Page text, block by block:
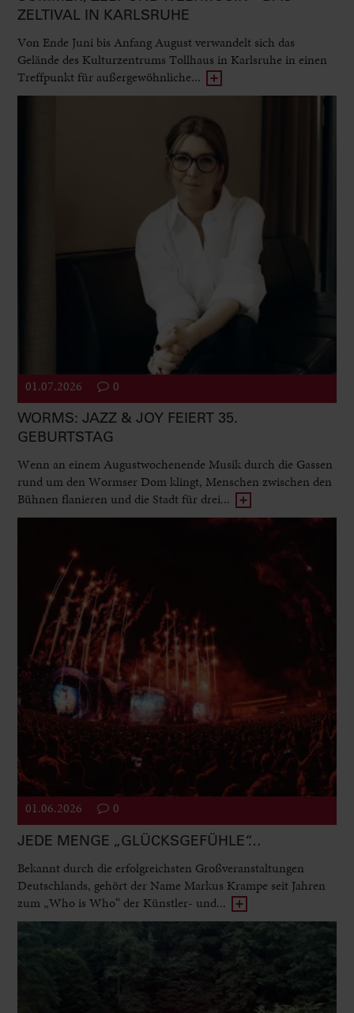
ZELTIVAL IN KARLSRUHE
Von Ende Juni bis Anfang August verwandelt sich das
Gelände des Kulturzentrums Tollhaus in Karlsruhe in einen
Treffpunkt für außergewöhnliche...
01.07.2026 0
WORMS: JAZZ & JOY FEIERT 35.
GEBURTSTAG
Wenn an einem Augustwochenende Musik durch die Gassen
rund um den Wormser Dom klingt, Menschen zwischen den
Bühnen flanieren und die Stadt für drei...
01.06.2026 0
JEDE MENGE „GLÜCKSGEFÜHLE“…
Bekannt durch die erfolgreichsten Großveranstaltungen
Deutschlands, gehört der Name Markus Krampe seit Jahren
zum „Who is Who“ der Künstler- und...